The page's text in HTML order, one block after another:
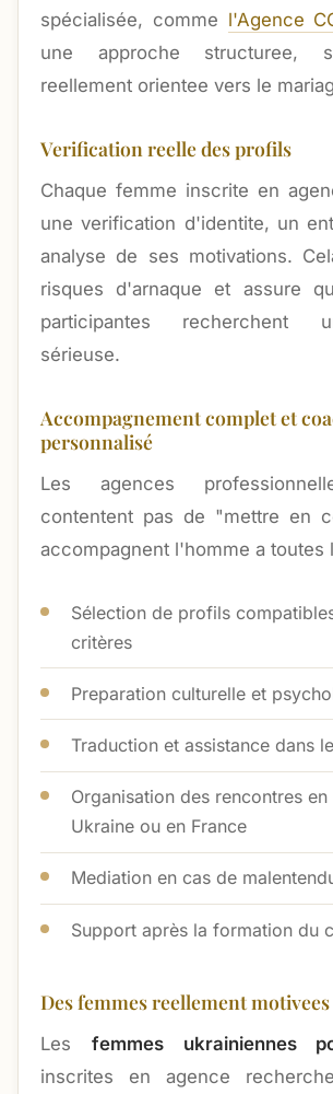
spécialisée, comme l'Agence
une approche structuree,
reellement orientee vers le
Verification reelle des profils
Chaque femme inscrite en
une verification d'identite, un
analyse de ses motivations.
risques d'arnaque et assure
participantes recherchent
sérieuse.
Accompagnement complet et
personnalisé
Les agences
contentent pas de "mettre en
accompagnent l'homme a toutes
Sélection de profils
critères
Preparation culturelle et
Traduction et assistance dans
Organisation des rencontres
Ukraine ou en France
Mediation en cas de
Support après la formation du
Des femmes reellement motivees
Les femmes ukrainiennes
inscrites en agence